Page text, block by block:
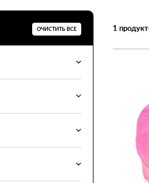
ОЧИСТИТЬ ВСЕ 1